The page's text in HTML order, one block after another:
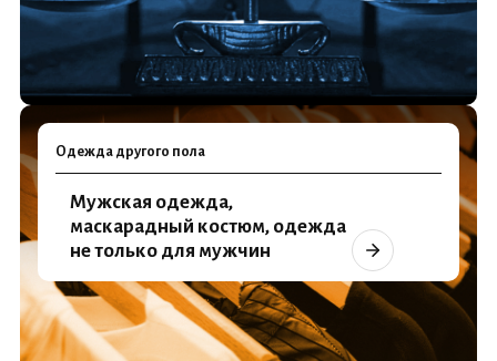
Одежда другого пола
Мужская одежда,
маскарадный костюм, одежда
не только для мужчин